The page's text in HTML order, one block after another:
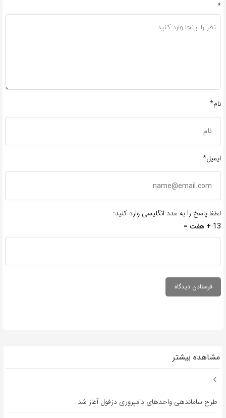
*
نام*
ایمیل*
لطفا پاسخ را به عدد انگلیسی وارد کنید:
13 + هفت =
مشاهده بیشتر
طرح ساماندهی واحدهای دامپروری دزفول آغاز شد